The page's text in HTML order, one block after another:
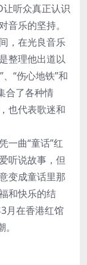
听众真正认识
音乐的坚持。
，在光良音乐
整理他出道以
“伤心地铁”和
合了各种情
也代表歌迷和
曲“童话”红
听说故事，但
变成童话里那
和快乐的结
月在香港红馆